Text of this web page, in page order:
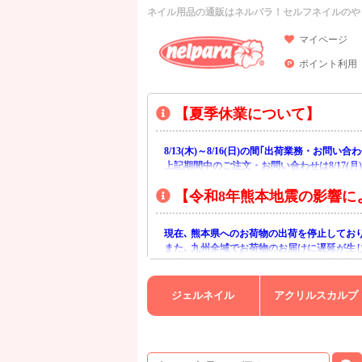
ネイル用品の通販はネルパラ！セルフネイルの
マイページ
ポイント利用
【夏季休業について】
8/13(木)～8/16(日)の間｢出荷業務・お問い合
上記期間中のご注文・お問い合わせは8/17(
【令和8年熊本地震の影響に
現在､ 熊本県へのお荷物の出荷を停止してお
また､ 九州全域でお荷物のお届けに遅延が生
ご不便をおかけいたしますが､ 何卒ご理解賜
ジェルネイル アクリルスカルプ